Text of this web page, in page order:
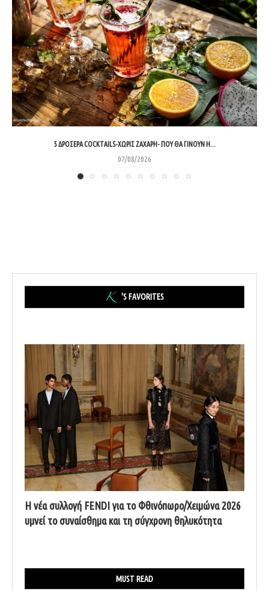
5 ΔΡΟΣΕΡΆ COCKTAILS-ΧΩΡΊΣ ΖΆΧΑΡΗ- ΠΟΥ ΘΑ ΓΊΝΟΥΝ Η...
07/08/2026
'S FAVORITES
Η νέα συλλογή FENDI για το Φθινόπωρο/Χειμώνα 2026
υμνεί το συναίσθημα και τη σύγχρονη θηλυκότητα
MUST READ